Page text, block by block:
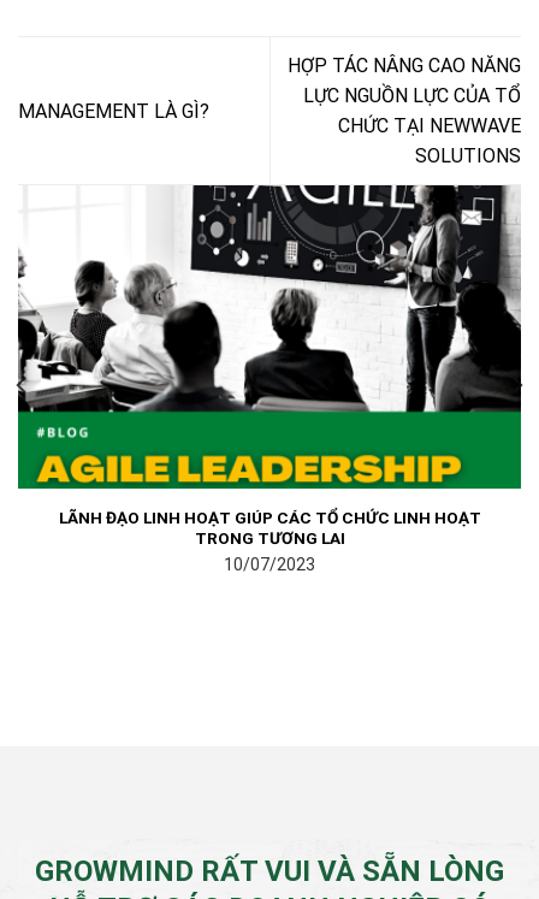
MANAGEMENT LÀ GÌ?
HỢP TÁC NÂNG CAO NĂNG
LỰC NGUỒN LỰC CỦA TỔ
CHỨC TẠI NEWWAVE
SOLUTIONS
LÃNH ĐẠO LINH HOẠT GIÚP CÁC TỔ CHỨC LINH HOẠT
TRONG TƯƠNG LAI
10/07/2023
GROWMIND RẤT VUI VÀ SẴN LÒNG